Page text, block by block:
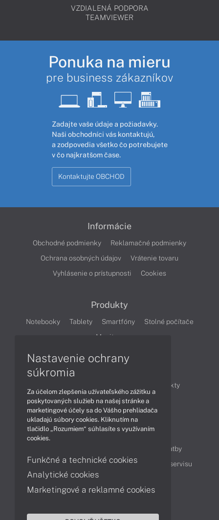
VZDIALENÁ PODPORA
TEAMVIEWER
Ponuka na mieru
pre business zákazníkov
Zadajte vaše údaje a požiadavky.
Naši obchodníci vás kontaktujú,
a zodpovedia všetko čo potrebujete
v čo najkratšom čase.
Kontaktujte OBCHOD
Informácie
Obchodné podmienky
Reklamačné podmienky
Ochrana osobných údajov
Vrátenie tovaru
Vyhlásenie o prístupnosti
Cookies
Produkty
Notebooky Tablety Smartfóny
Stolné počítače
Monitory
Produkty
Technológie
Videá
Obsah
Možnosti doručenia a platby
Podpora a servis
Servisné služby Cenník servisu
Kontakty
043 4224 771 Obchodné oddelenie
Nastavenie ochrany
súkromia
Za účelom zlepšenia užívateľského zážitku a
poskytovaných služieb na našej stránke a
marketingové účely sa do Vášho prehliadača
ukladajú súbory cookies. Kliknutím na
tlačidlo „Rozumiem“ súhlasíte s využívaním
cookies.
Funkčné a technické cookies
Analytické cookies
Marketingové a reklamné cookies